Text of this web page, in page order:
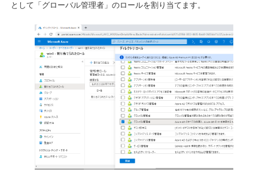
として「グローバル管理者」のロールを割り当てます。